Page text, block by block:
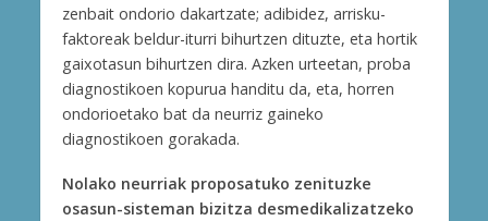
zenbait ondorio dakartzate; adibidez, arrisku-
faktoreak beldur-iturri bihurtzen dituzte, eta hortik
gaixotasun bihurtzen dira. Azken urteetan, proba
diagnostikoen kopurua handitu da, eta, horren
ondorioetako bat da neurriz gaineko
diagnostikoen gorakada.
Nolako neurriak proposatuko zenituzke
osasun-sisteman bizitza desmedikalizatzeko